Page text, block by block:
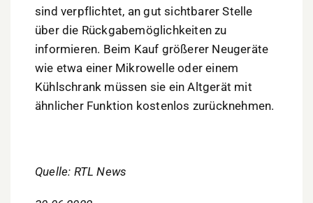
sind verpflichtet, an gut sichtbarer Stelle
über die Rückgabemöglichkeiten zu
informieren. Beim Kauf größerer Neugeräte
wie etwa einer Mikrowelle oder einem
Kühlschrank müssen sie ein Altgerät mit
ähnlicher Funktion kostenlos zurücknehmen.
Quelle: RTL News